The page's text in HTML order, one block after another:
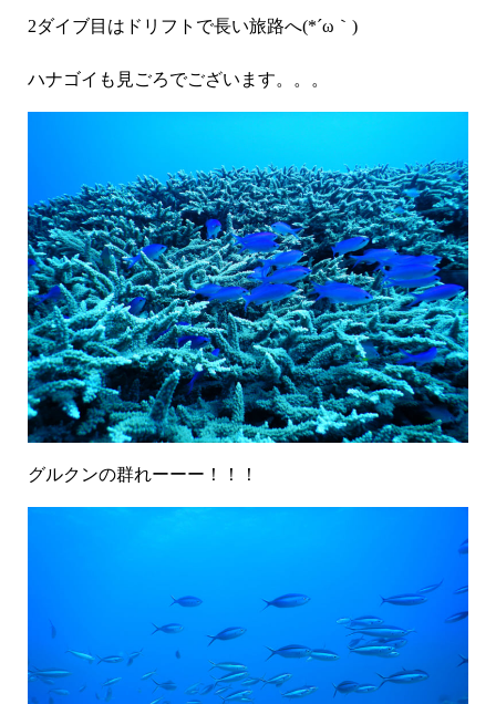
2ダイブ目はドリフトで長い旅路へ(*´ω｀)
ハナゴイも見ごろでございます。。。
グルクンの群れーーー！！！